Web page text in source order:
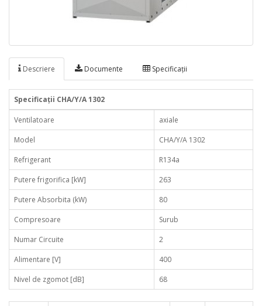
Descriere Documente Specificaţii
Specificaţii CHA/Y/A 1302
Ventilatoare
axiale
Model
CHA/Y/A 1302
Refrigerant
R134a
Putere frigorifica [kW]
263
Putere Absorbita (kW)
80
Compresoare
Surub
Numar Circuite
2
Alimentare [V]
400
Nivel de zgomot [dB]
68